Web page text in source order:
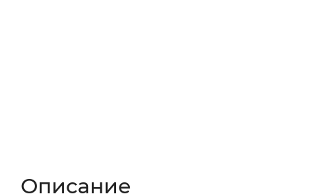
Описание